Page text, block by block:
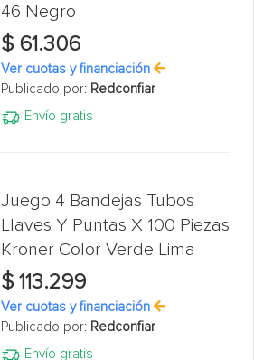
46 Negro
$ 61.306
Ver cuotas y financiación
Publicado por: Redconfiar
Envío gratis
Juego 4 Bandejas Tubos
Llaves Y Puntas X 100 Piezas
Kroner Color Verde Lima
$ 113.299
Ver cuotas y financiación
Publicado por: Redconfiar
Envío gratis